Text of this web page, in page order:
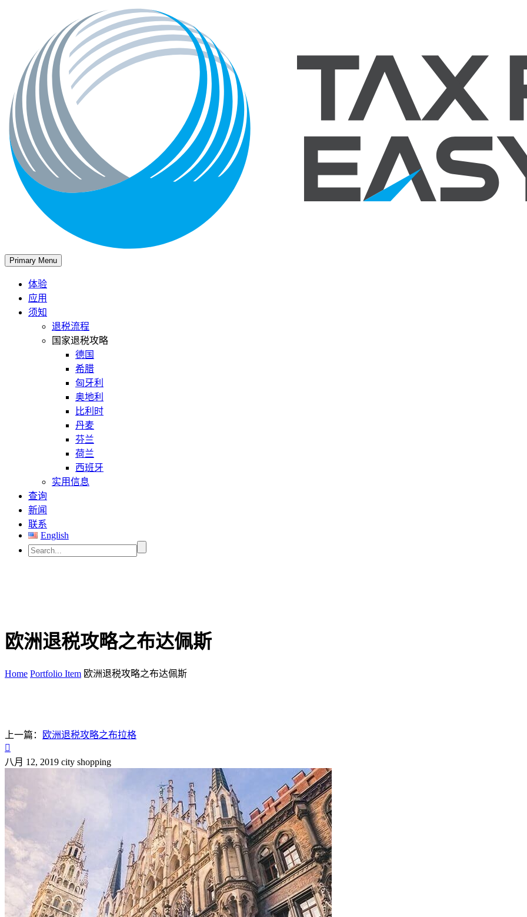
Primary Menu
体验
应用
须知
退税流程
国家退税攻略
德国
希腊
匈牙利
奥地利
比利时
丹麦
芬兰
荷兰
西班牙
实用信息
查询
新闻
联系
English
欧洲退税攻略之布达佩斯
Home Portfolio Item 欧洲退税攻略之布达佩斯
上一篇：
欧洲退税攻略之布拉格

八月 12, 2019 city shopping